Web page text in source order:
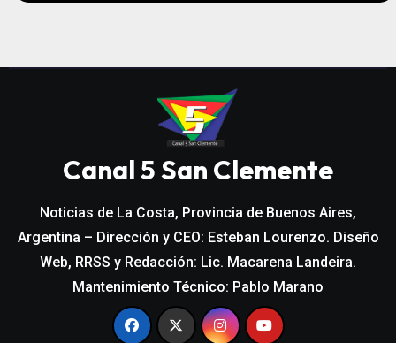
Canal 5 San Clemente
Noticias de La Costa, Provincia de Buenos Aires,
Argentina – Dirección y CEO: Esteban Lourenzo. Diseño
Web, RRSS y Redacción: Lic. Macarena Landeira.
Mantenimiento Técnico: Pablo Marano